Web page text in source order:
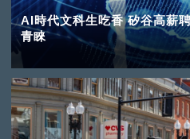
AI時代文科生吃香 矽谷高薪
青睞